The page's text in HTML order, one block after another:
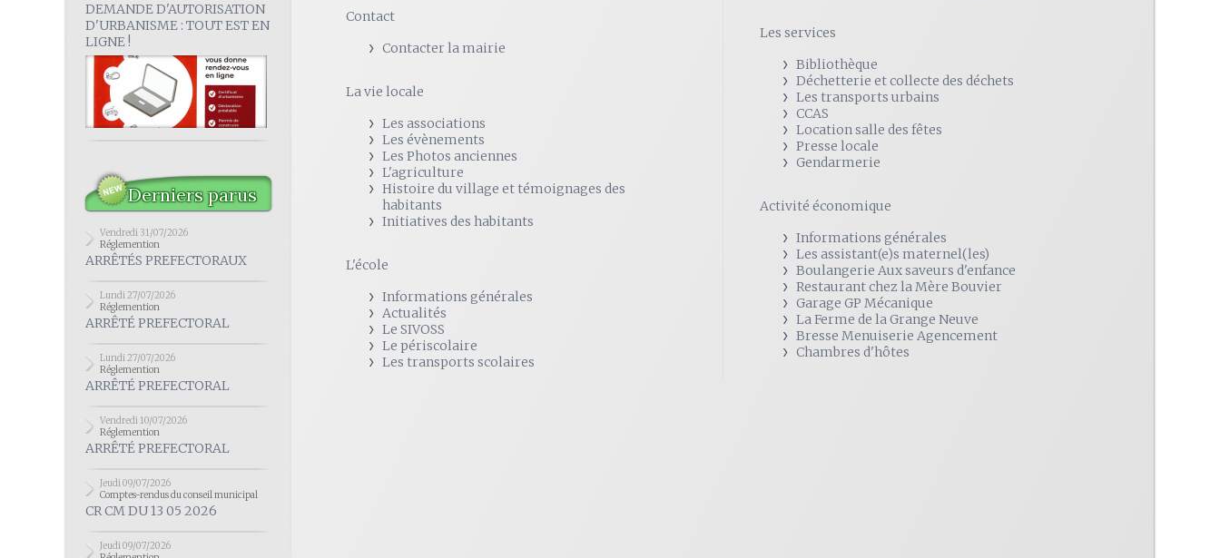
DEMANDE D'AUTORISATION
D'URBANISME : TOUT EST EN
LIGNE !
Derniers parus
Vendredi 31/07/2026
Réglemention
ARRÊTÉS PREFECTORAUX
Lundi 27/07/2026
Réglemention
ARRÊTÉ PREFECTORAL
Lundi 27/07/2026
Réglemention
ARRÊTÉ PREFECTORAL
Vendredi 10/07/2026
Réglemention
ARRÊTÉ PREFECTORAL
Jeudi 09/07/2026
Comptes-rendus du conseil municipal
CR CM DU 13 05 2026
Jeudi 09/07/2026
Contact
Contacter la mairie
La vie locale
Les associations
Les évènements
Les Photos anciennes
L'agriculture
Histoire du village et témoignages des
habitants
Initiatives des habitants
L'école
Informations générales
Actualités
Le SIVOSS
Le périscolaire
Les transports scolaires
Les services
Bibliothèque
Déchetterie et collecte des déchets
Les transports urbains
CCAS
Location salle des fêtes
Presse locale
Gendarmerie
Activité économique
Informations générales
Les assistant(e)s maternel(les)
Boulangerie Aux saveurs d'enfance
Restaurant chez la Mère Bouvier
Garage GP Mécanique
La Ferme de la Grange Neuve
Bresse Menuiserie Agencement
Chambres d'hôtes